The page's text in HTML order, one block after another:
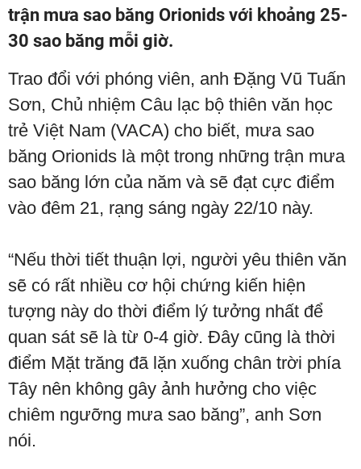
trận mưa sao băng Orionids với khoảng 25-
30 sao băng mỗi giờ.
Trao đổi với phóng viên, anh Đặng Vũ Tuấn
Sơn, Chủ nhiệm Câu lạc bộ thiên văn học
trẻ Việt Nam (VACA) cho biết, mưa sao
băng Orionids là một trong những trận mưa
sao băng lớn của năm và sẽ đạt cực điểm
vào đêm 21, rạng sáng ngày 22/10 này.
“Nếu thời tiết thuận lợi, người yêu thiên văn
sẽ có rất nhiều cơ hội chứng kiến hiện
tượng này do thời điểm lý tưởng nhất để
quan sát sẽ là từ 0-4 giờ. Đây cũng là thời
điểm Mặt trăng đã lặn xuống chân trời phía
Tây nên không gây ảnh hưởng cho việc
chiêm ngưỡng mưa sao băng”, anh Sơn
nói.